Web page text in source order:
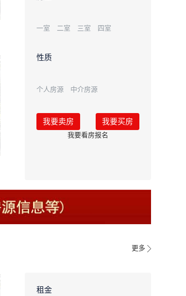
一室 二室 三室 四室
性质
个人房源 中介房源
我要卖房 我要买房
我要看房报名
更多
租金